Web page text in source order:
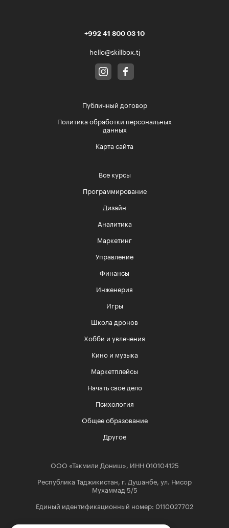
+992 41 800 03 10
hello@skillbox.tj
Публичный договор
Политика обработки персональных
данных
Карта сайта
Все курсы
Программирование
Дизайн
Аналитика
Маркетинг
Управление
Финансы
Инженерия
Игры
Школа дронов
Хобби и увлечения
Кино и музыка
Маркетплейсы
Начать свое дело
Психология
Общее образование
Другое
ООО «Такмили Дониш», ИНН 010104125
Республика Таджикистан, г. Душанбе, ул. Нисор
Мухаммад 5/5
Единый идентификационный номер: 0110027702